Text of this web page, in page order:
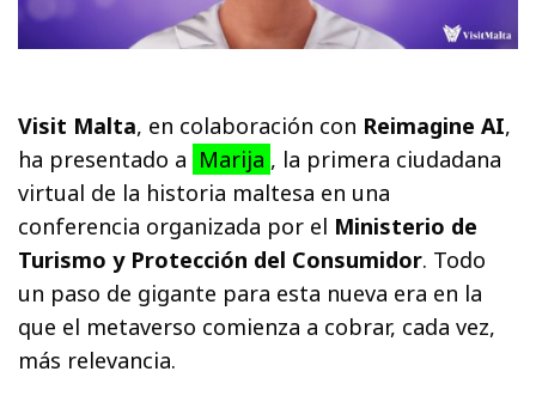
Visit Malta, en colaboración con Reimagine AI,
ha presentado a Marija , la primera ciudadana
virtual de la historia maltesa en una
conferencia organizada por el Ministerio de
Turismo y Protección del Consumidor. Todo
un paso de gigante para esta nueva era en la
que el metaverso comienza a cobrar, cada vez,
más relevancia.